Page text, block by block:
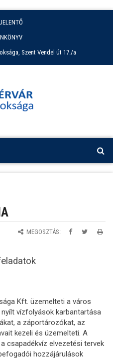
Szent Vendel út 17./a
MEGOSZTÁS:
Kft. üzemelteti a város
vízfolyások karbantartása
a záportározókat, az
kezeli és üzemelteti. A
csapadékvíz elvezetési tervek
hozzájárulások